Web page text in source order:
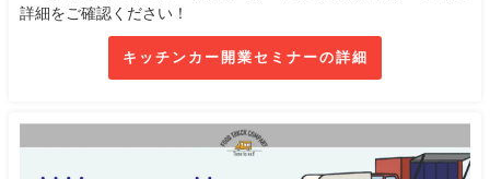
詳細をご確認ください！
キッチンカー開業セミナーの詳細